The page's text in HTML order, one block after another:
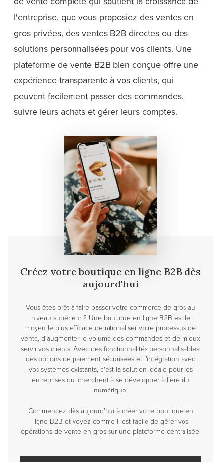
l'entreprise, que vous proposiez des ventes en
gros privées, des ventes B2B directes ou des
solutions personnalisées pour vos clients. Une
plateforme de vente B2B bien conçue offre une
expérience transparente à vos clients, qui
peuvent facilement passer des commandes,
suivre leurs achats et gérer leurs comptes.
Créez votre boutique en ligne B2B dès
aujourd'hui
Vous êtes prêt à faire passer votre commerce de gros au
niveau supérieur ? Une boutique en ligne B2B est le
moyen le plus efficace de rationaliser votre processus de
vente, d'augmenter le volume des commandes et de mieux
servir vos clients. Avec des fonctionnalités personnalisables,
des options de paiement sécurisées et l'intégration avec
vos systèmes existants, c'est la solution idéale pour les
entreprises qui cherchent à se développer à l'ère du
numérique.
Commencez dès aujourd'hui à créer votre boutique en
ligne B2B et voyez comme il est facile de gérer vos
opérations de vente en gros sur une plateforme centralisée.